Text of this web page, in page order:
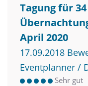
Tagung für
April 2020
17.09.2018
Eventplanner /
Sehr gut